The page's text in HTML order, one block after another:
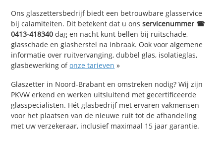
Ons glaszettersbedrijf biedt een betrouwbare glasservice
bij calamiteiten. Dit betekent dat u onsservicenummer ☎
0413-418340 dag en nacht kunt bellen bij ruitschade,
glasschade en glasherstel na inbraak. Ook voor algemene
informatie over ruitvervanging, dubbel glas, isolatieglas,
glasbewerking ofonze tarieven »
Glaszetter in Noord-Brabant en omstreken nodig? Wij zijn
PKVW erkend en werken uitsluitend met gecertificeerde
glasspecialisten. Hét glasbedrijf met ervaren vakmensen
voor het plaatsen van de nieuwe ruit tot de afhandeling
met uw verzekeraar, inclusief maximaal 15 jaar garantie.